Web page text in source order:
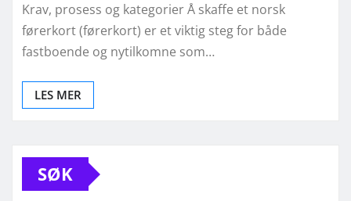
Krav, prosess og kategorier Å skaffe et norsk
førerkort (førerkort) er et viktig steg for både
fastboende og nytilkomne som…
LES MER
SØK